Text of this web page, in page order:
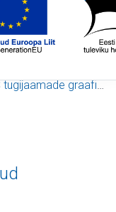
graafikud